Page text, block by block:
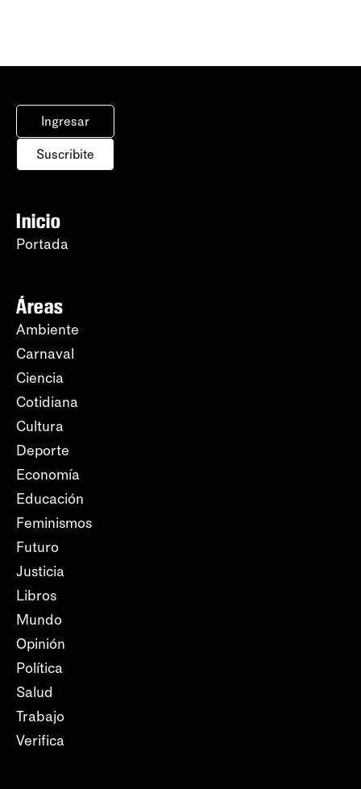
Ingresar
Suscribite
Inicio
Portada
Áreas
Ambiente
Carnaval
Ciencia
Cotidiana
Cultura
Deporte
Economía
Educación
Feminismos
Futuro
Justicia
Libros
Mundo
Opinión
Política
Salud
Trabajo
Verifica